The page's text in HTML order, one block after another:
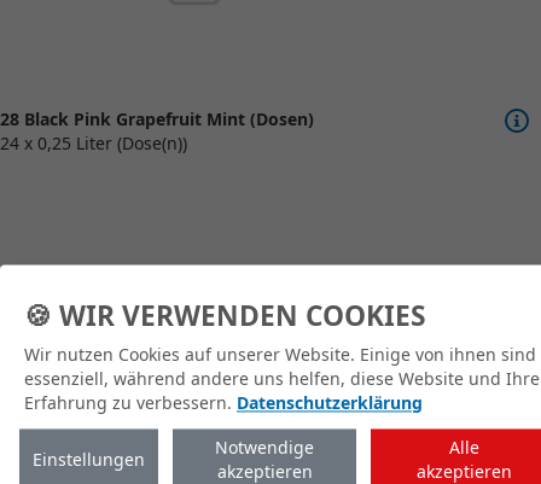
28 Black Pink Grapefruit Mint (Dosen)
24 x 0,25 Liter (Dose(n))
zum Shop
🍪 WIR VERWENDEN COOKIES
Wir nutzen Cookies auf unserer Website. Einige von ihnen sind
essenziell, während andere uns helfen, diese Website und Ihre
Erfahrung zu verbessern. Datenschutzerklärung
Einstellungen
Notwendige
akzeptieren
Alle
akzeptieren